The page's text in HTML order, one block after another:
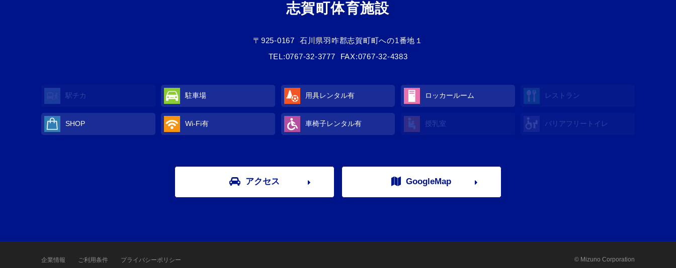
志賀町体育施設
〒925-0167
石川県羽咋郡志賀町町への1番地１
TEL:0767-32-3777 FAX:0767-32-4383
駅チカ 駐車場 用具レンタル有 ロッカールーム レストラン
SHOP Wi-Fi有 車椅子レンタル有 授乳室 バリアフリートイレ
アクセス GoogleMap
企業情報 ご利用条件 プライバシーポリシー © Mizuno Corporation